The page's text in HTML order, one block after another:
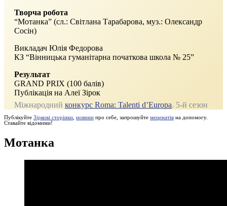
Творча робота
“Мотанка” (сл.: Світлана Тарабарова, муз.: Олександр
Сосін)
Викладач Юлія Федорова
КЗ “Вінницька гуманітарна початкова школа № 25”
Результат
GRAND PRIX (100 балів)
Публікація на Алеї Зірок
Міжнародний конкурс Roma: Talenti d’Europa. 5‑й сезон
Публікуйте Зіркові сторінки новини про себе, запрошуйте меценатів на допомогу.
Ставайте відомими!
Мотанка